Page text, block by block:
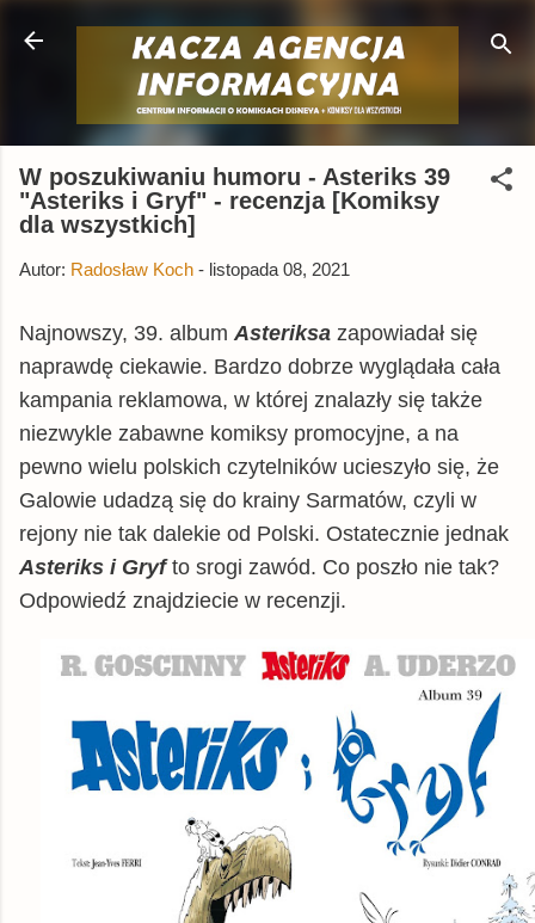
Przejdź do głównej zawartości
W poszukiwaniu humoru - Asteriks 39
"Asteriks i Gryf" - recenzja [Komiksy
dla wszystkich]
Autor: Radosław Koch - listopada 08, 2021
Najnowszy, 39. album Asteriksa zapowiadał się
naprawdę ciekawie. Bardzo dobrze wyglądała cała
kampania reklamowa, w której znalazły się także
niezwykle zabawne komiksy promocyjne, a na
pewno wielu polskich czytelników ucieszyło się, że
Galowie udadzą się do krainy Sarmatów, czyli w
rejony nie tak dalekie od Polski. Ostatecznie jednak
Asteriks i Gryfto srogi zawód. Co poszło nie tak?
Odpowiedź znajdziecie w recenzji.